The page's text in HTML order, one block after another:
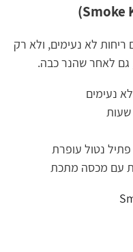
ריחות לא נעימים, ולא רק
גם לאחר שהנר כבה.
נעימים
נטול עופרת
עם מכסה מתכת